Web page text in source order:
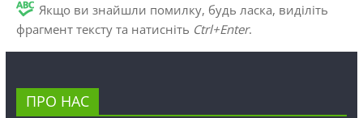
Якщо ви знайшли помилку, будь ласка, виділіть
фрагмент тексту та натисніть Ctrl+Enter.
ПРО НАС